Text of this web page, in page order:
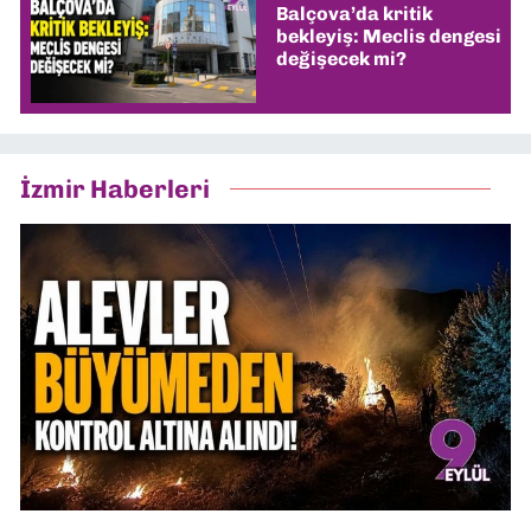
Balçova’da kritik
bekleyiş: Meclis dengesi
değişecek mi?
İzmir Haberleri